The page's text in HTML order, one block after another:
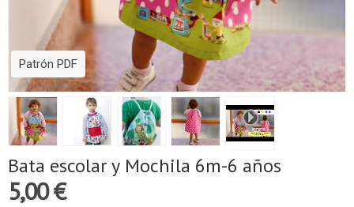
Patrón PDF
Bata escolar y Mochila 6m-6 años
5,00 €